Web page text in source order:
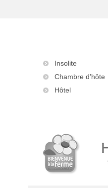
Insolite
Chambre d'hôte
Hôtel